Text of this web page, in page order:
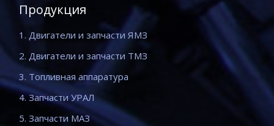
Продукция
1. Двигатели и запчасти ЯМЗ
2. Двигатели и запчасти ТМЗ
3. Топливная аппаратура
4. Запчасти УРАЛ
5. Запчасти МАЗ